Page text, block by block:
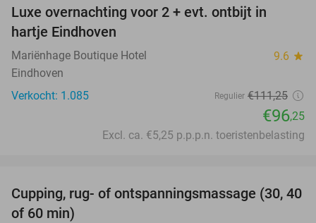
Luxe overnachting voor 2 + evt. ontbijt in
hartje Eindhoven
Mariënhage Boutique Hotel 9.6 star
Eindhoven
Verkocht: 1.085
Regulier €111,25
€96,25
Excl. ca. €5,25 p.p.p.n. toeristenbelasting
60%
Cupping, rug- of ontspanningsmassage (30, 40
of 60 min)